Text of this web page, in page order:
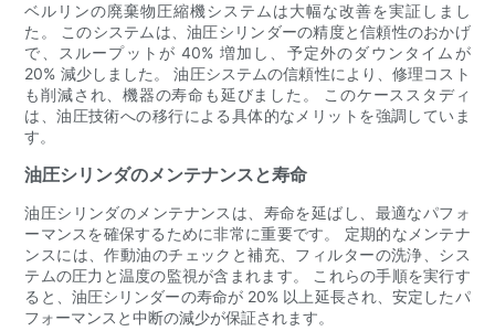
ベルリンの廃棄物圧縮機システムは大幅な改善を実証しまし
た。 このシステムは、油圧シリンダーの精度と信頼性のおかげ
で、スループットが 40% 増加し、予定外のダウンタイムが
20% 減少しました。 油圧システムの信頼性により、修理コスト
も削減され、機器の寿命も延びました。 このケーススタディ
は、油圧技術への移行による具体的なメリットを強調していま
す。
油圧シリンダのメンテナンスと寿命
油圧シリンダのメンテナンスは、寿命を延ばし、最適なパフォ
ーマンスを確保するために非常に重要です。 定期的なメンテナ
ンスには、作動油のチェックと補充、フィルターの洗浄、シス
テムの圧力と温度の監視が含まれます。 これらの手順を実行す
ると、油圧シリンダーの寿命が 20% 以上延長され、安定したパ
フォーマンスと中断の減少が保証されます。